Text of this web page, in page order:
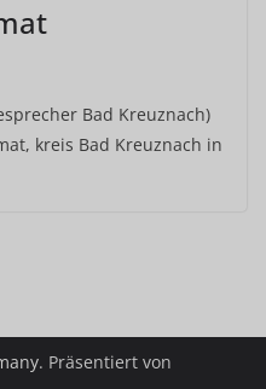
Bad Kreuznach)
kreis Bad Kreuznach in
. Präsentiert von